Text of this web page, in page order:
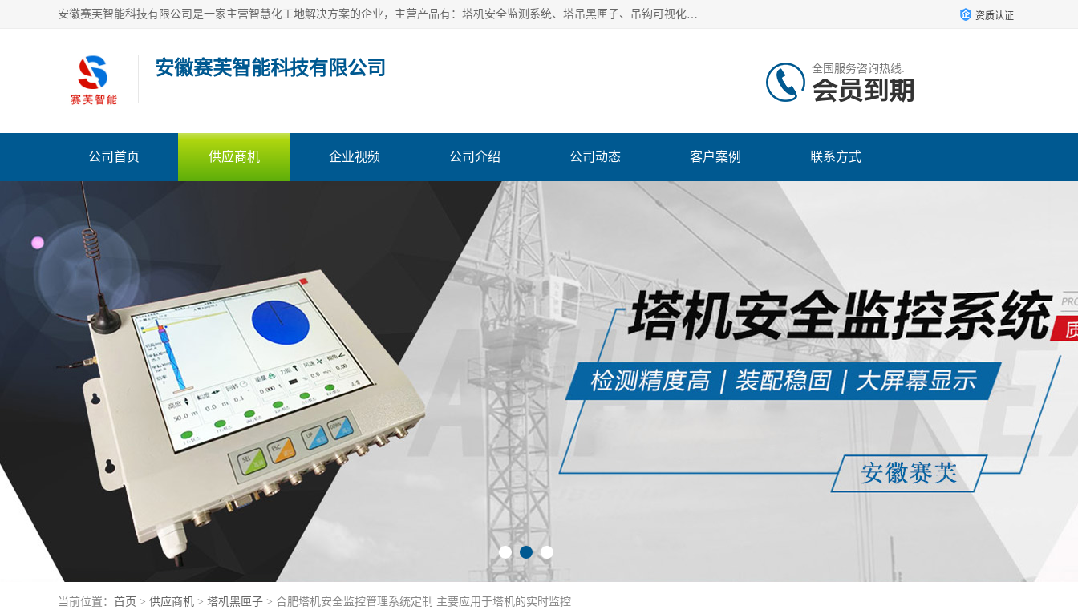
安徽赛芙智能科技有限公司是一家主营智慧化工地解决方案的企业，主营产品有：塔机安全监测系统、塔吊黑匣子、吊钩可视化、吊钩可视化系统、塔机安全监控系统、塔机黑匣子等。创建至今始终关注用户需求，为用户提供有的产品和服务。 资质认证
安徽赛芙智能科技有限公司 全国服务咨询热线:
会员到期
公司首页 供应商机 企业视频 公司介绍 公司动态 客户案例 联系方式
当前位置： 首页 > 供应商机 > 塔机黑匣子 > 合肥塔机安全监控管理系统定制 主要应用于塔机的实时监控